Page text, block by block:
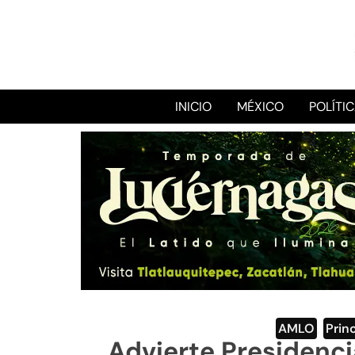
INICIO MÉXICO
AMLO